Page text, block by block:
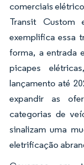
comerciais
Transit Custom
exemplifica essa
forma, a entrada
picapes
lançamento até
expandir as
categorias de
sinalizam uma
eletrificação